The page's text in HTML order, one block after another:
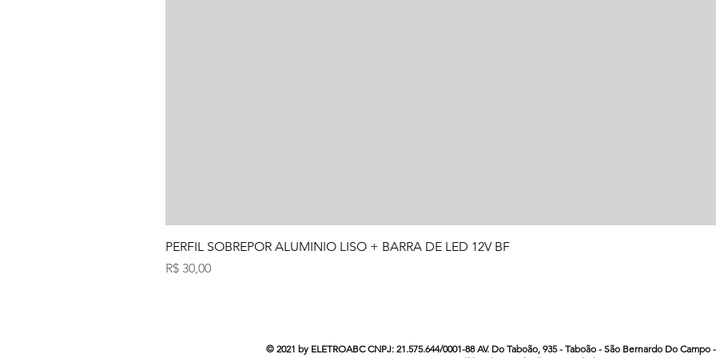
Visualização rápida
PERFIL SOBREPOR ALUMINIO LISO + BARRA DE LED 12V BF
Preço
R$ 30,00
© 2021 by ELETROABC CNPJ: 21.575.644/0001-88 AV. Do Taboão, 935 - Taboão - São Bernardo Do Campo